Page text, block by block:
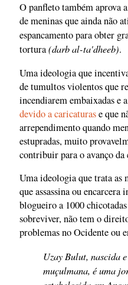
O panfleto também aprova
de meninas que ainda não
espancamento para obter
tortura(darb al-ta'dheeb).
Uma ideologia que
de tumultos violentos que
incendiarem embaixadas e
devido a caricaturase que
arrependimento quando
estupradas, muito
contribuir para o avanço
Uma ideologia que trata as
que assassina ou encarcera
blogueiro a 1000
sobreviver, não tem o
problemas no Ocidente ou
Uzay Bulut, nascida
muçulmana, é uma